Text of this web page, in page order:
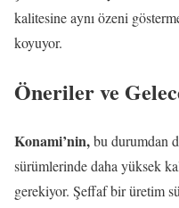
kalitesine aynı özeni
koyuyor.
Öneriler ve
Konami’nin,bu durumdan
sürümlerinde daha yüksek
gerekiyor. Şeffaf bir üretim